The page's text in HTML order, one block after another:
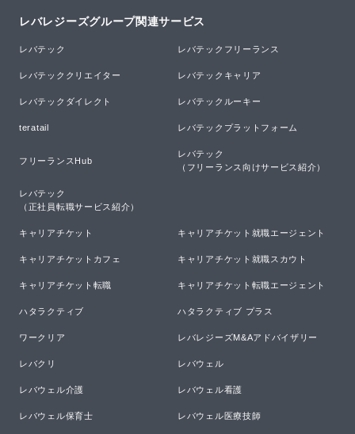
レバレジーズグループ関連サービス
レバテック レバテックフリーランス
レバテッククリエイター レバテックキャリア
レバテックダイレクト レバテックルーキー
teratail レバテックプラットフォーム
フリーランスHub
レバテック
（フリーランス向けサービス紹介）
レバテック
（正社員転職サービス紹介）
キャリアチケット キャリアチケット就職エージェント
キャリアチケットカフェ キャリアチケット就職スカウト
キャリアチケット転職 キャリアチケット転職エージェント
ハタラクティブ ハタラクティブ プラス
ワークリア レバレジーズM&Aアドバイザリー
レバクリ レバウェル
レバウェル介護 レバウェル看護
レバウェル保育士 レバウェル医療技師